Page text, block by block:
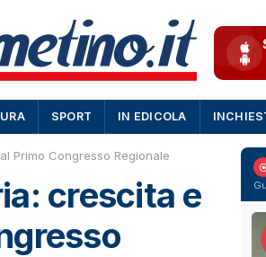
SPORT IN EDICOLA
Primo Congresso Regionale
crescita e